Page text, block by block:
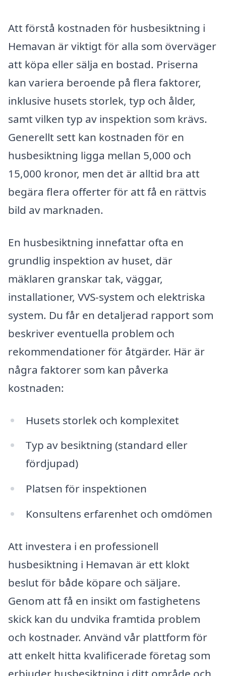
Att förstå kostnaden för husbesiktning i
Hemavan är viktigt för alla som överväger
att köpa eller sälja en bostad. Priserna
kan variera beroende på flera faktorer,
inklusive husets storlek, typ och ålder,
samt vilken typ av inspektion som krävs.
Generellt sett kan kostnaden för en
husbesiktning ligga mellan 5,000 och
15,000 kronor, men det är alltid bra att
begära flera offerter för att få en rättvis
bild av marknaden.
En husbesiktning innefattar ofta en
grundlig inspektion av huset, där
mäklaren granskar tak, väggar,
installationer, VVS-system och elektriska
system. Du får en detaljerad rapport som
beskriver eventuella problem och
rekommendationer för åtgärder. Här är
några faktorer som kan påverka
kostnaden:
Husets storlek och komplexitet
Typ av besiktning (standard eller
fördjupad)
Platsen för inspektionen
Konsultens erfarenhet och omdömen
Att investera i en professionell
husbesiktning i Hemavan är ett klokt
beslut för både köpare och säljare.
Genom att få en insikt om fastighetens
skick kan du undvika framtida problem
och kostnader. Använd vår plattform för
att enkelt hitta kvalificerade företag som